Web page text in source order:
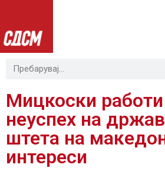
Мицкоски работи
неуспех на
штета на
интереси